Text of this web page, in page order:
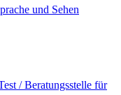
und Sehen
/ Beratungsstelle für